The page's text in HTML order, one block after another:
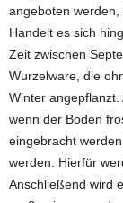
angeboten werden,
Handelt es sich
Zeit zwischen
Wurzelware, die
Winter angepflanzt.
wenn der Boden
eingebracht
werden. Hierfür
Anschließend wird